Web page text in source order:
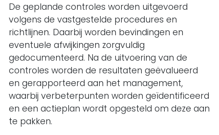
De geplande controles worden uitgevoerd
volgens de vastgestelde procedures en
richtlijnen. Daarbij worden bevindingen en
eventuele afwijkingen zorgvuldig
gedocumenteerd. Na de uitvoering van de
controles worden de resultaten geëvalueerd
en gerapporteerd aan het management,
waarbij verbeterpunten worden geïdentificeerd
en een actieplan wordt opgesteld om deze aan
te pakken.